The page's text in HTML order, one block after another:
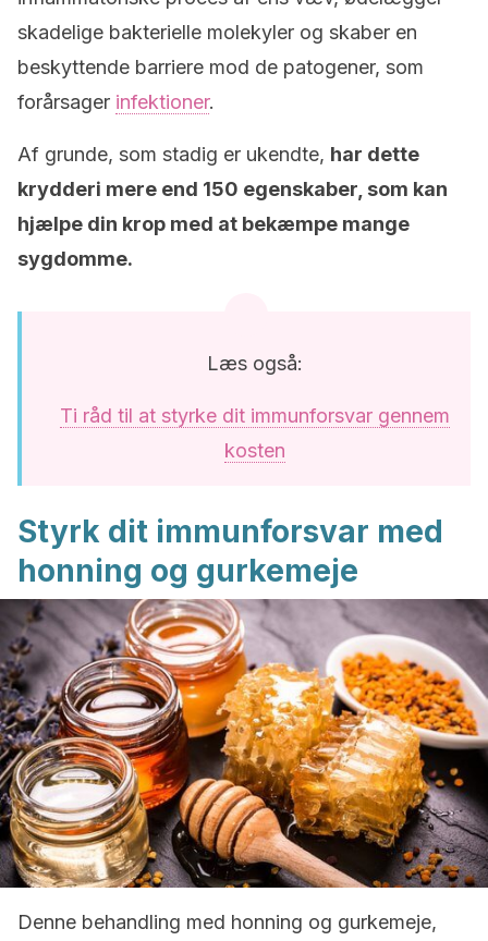
skadelige bakterielle molekyler og skaber en
beskyttende barriere mod de patogener, som
forårsager infektioner.
Af grunde, som stadig er ukendte, har dette
krydderi mere end 150 egenskaber, som kan
hjælpe din krop med at bekæmpe mange
sygdomme.
Læs også:
Ti råd til at styrke dit immunforsvar gennem
kosten
Styrk dit immunforsvar med
honning og gurkemeje
Denne behandling med honning og gurkemeje,